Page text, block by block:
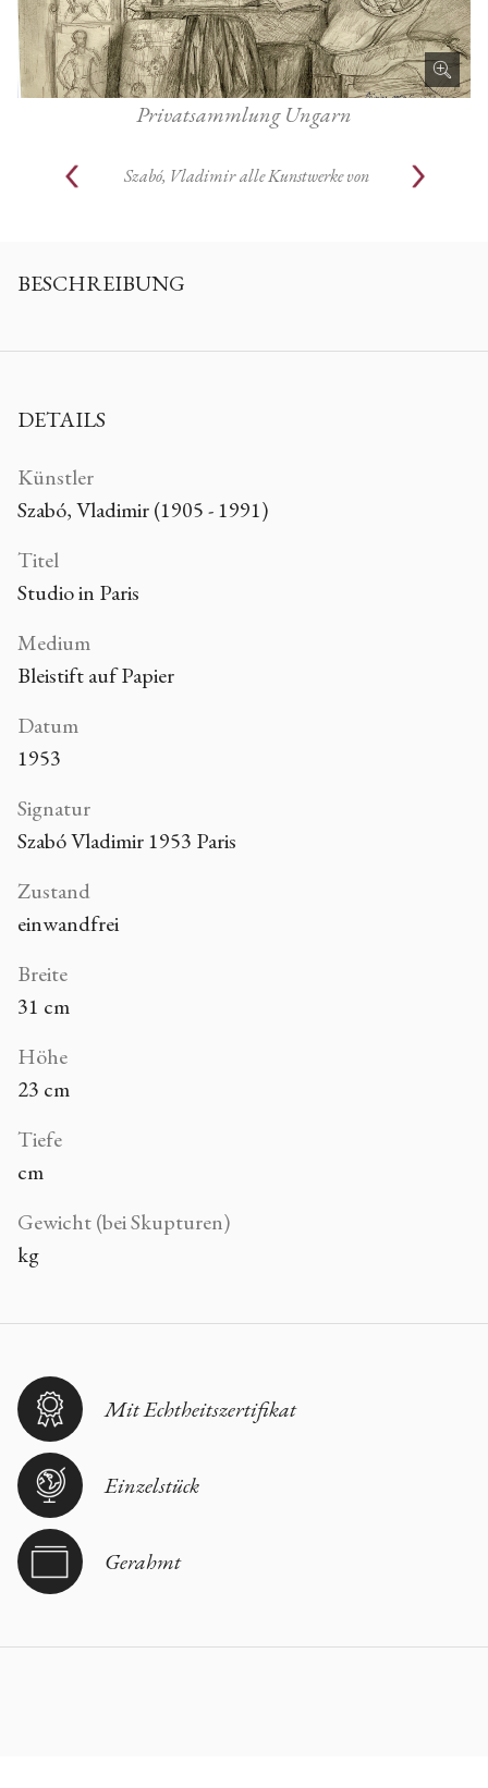
Privatsammlung Ungarn
Szabó, Vladimir alle Kunstwerke von
BESCHREIBUNG
DETAILS
Künstler
Szabó, Vladimir (1905 - 1991)
Titel
Studio in Paris
Medium
Bleistift auf Papier
Datum
1953
Signatur
Szabó Vladimir 1953 Paris
Zustand
einwandfrei
Breite
31 cm
Höhe
23 cm
Tiefe
cm
Gewicht (bei Skupturen)
kg
Mit Echtheitszertifikat
Einzelstück
Gerahmt